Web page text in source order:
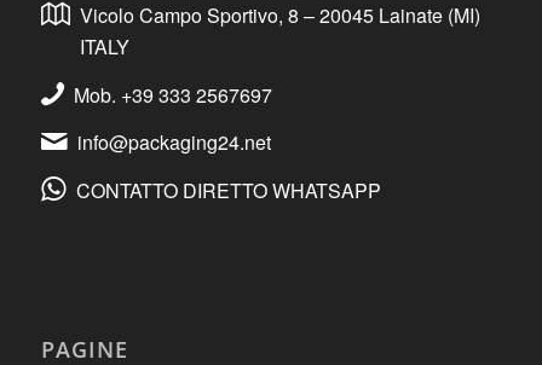
Vicolo Campo Sportivo, 8 – 20045 Lainate (MI)
ITALY
Mob. +39 333 2567697
info@packaging24.net
CONTATTO DIRETTO WHATSAPP
PAGINE